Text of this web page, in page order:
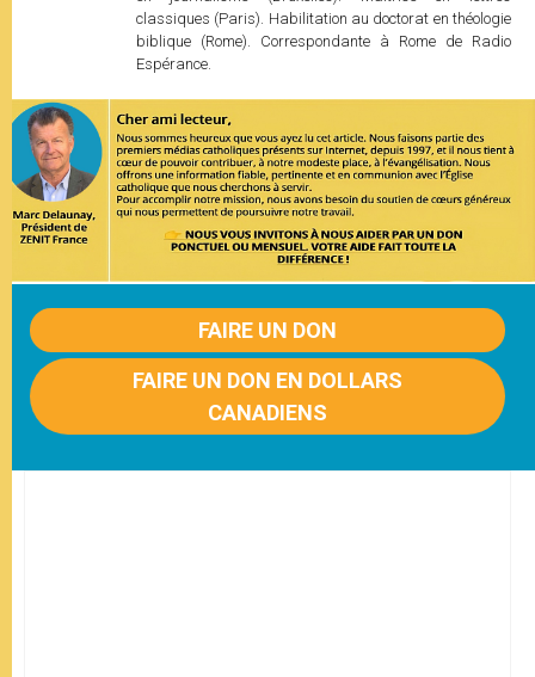
classiques (Paris). Habilitation au doctorat en théologie
biblique (Rome). Correspondante à Rome de Radio
Espérance.
FAIRE UN DON
FAIRE UN DON EN DOLLARS
CANADIENS